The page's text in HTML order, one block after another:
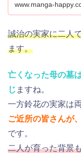
www.manga-
誠治の実家に二人
ます。
亡くなった母の墓
じ ますね。
一方鈴花の実家は
ご近所の皆さんが
です。
二人が育った背景